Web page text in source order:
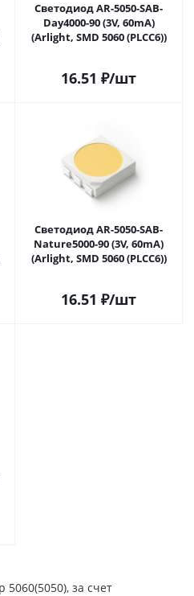
Светодиод AR-5050-SAB-
Day4000-90 (3V, 60mA)
(Arlight, SMD 5060 (PLCC6))
16.51 ₽/шт
Светодиод AR-5050-SAB-
Nature5000-90 (3V, 60mA)
(Arlight, SMD 5060 (PLCC6))
16.51 ₽/шт
5060(5050), за счет